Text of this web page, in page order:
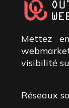
Mettez
visibilité
Réseaux